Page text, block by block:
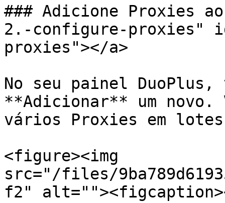
### Adicione Proxies
2.-configure-proxies"
proxies"></a>
No seu painel
**Adicionar** um novo.
vários Proxies em
<figure><img
src="/files/
f2"